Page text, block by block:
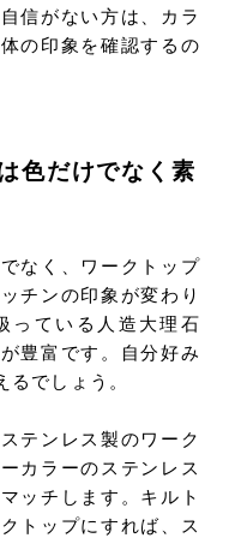
信がない方は、カラ
の印象を確認するの
色だけでなく素
なく、ワークトップ
チンの印象が変わり
っている人造大理石
豊富です。自分好み
でしょう。
テンレス製のワーク
カラーのステンレス
ッチします。キルト
トップにすれば、ス